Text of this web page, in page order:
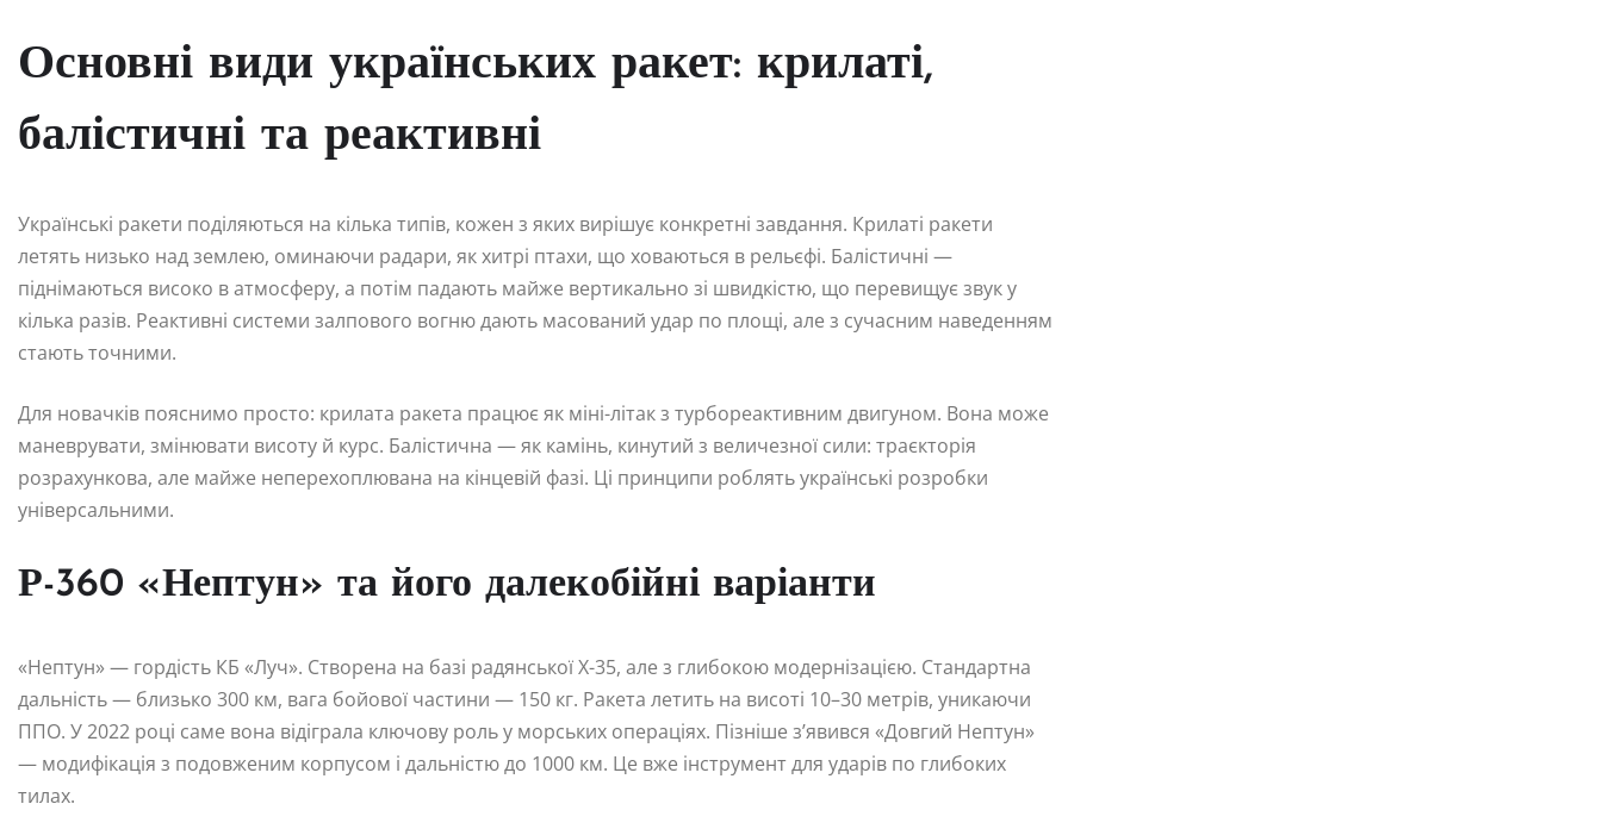
Основні види українських ракет: крилаті,
балістичні та реактивні
Українські ракети поділяються на кілька типів, кожен з яких вирішує конкретні завдання. Крилаті ракети
летять низько над землею, оминаючи радари, як хитрі птахи, що ховаються в рельєфі. Балістичні —
піднімаються високо в атмосферу, а потім падають майже вертикально зі швидкістю, що перевищує звук у
кілька разів. Реактивні системи залпового вогню дають масований удар по площі, але з сучасним наведенням
стають точними.
Для новачків пояснимо просто: крилата ракета працює як міні-літак з турбореактивним двигуном. Вона може
маневрувати, змінювати висоту й курс. Балістична — як камінь, кинутий з величезної сили: траєкторія
розрахункова, але майже неперехоплювана на кінцевій фазі. Ці принципи роблять українські розробки
універсальними.
Р-360 «Нептун» та його далекобійні варіанти
«Нептун» — гордість КБ «Луч». Створена на базі радянської Х-35, але з глибокою модернізацією. Стандартна
дальність — близько 300 км, вага бойової частини — 150 кг. Ракета летить на висоті 10–30 метрів, уникаючи
ППО. У 2022 році саме вона відіграла ключову роль у морських операціях. Пізніше з’явився «Довгий Нептун»
— модифікація з подовженим корпусом і дальністю до 1000 км. Це вже інструмент для ударів по глибоких
тилах.